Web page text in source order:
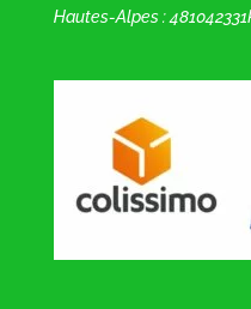
Hautes-Alpes :